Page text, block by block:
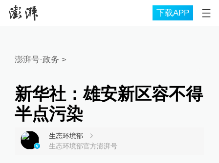
下载APP
澎湃号·政务 >
新华社：雄安新区容不得
半点污染
生态环境部
生态环境部官方澎湃号